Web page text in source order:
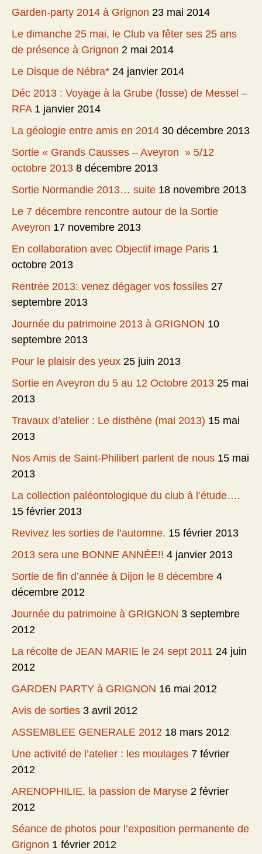
Garden-party 2014 à Grignon 23 mai 2014
Le dimanche 25 mai, le Club va fêter ses 25 ans
de présence à Grignon 2 mai 2014
Le Disque de Nébra* 24 janvier 2014
Déc 2013 : Voyage à la Grube (fosse) de Messel –
RFA 1 janvier 2014
La géologie entre amis en 2014 30 décembre 2013
Sortie « Grands Causses – Aveyron » 5/12
octobre 2013 8 décembre 2013
Sortie Normandie 2013… suite 18 novembre 2013
Le 7 décembre rencontre autour de la Sortie
Aveyron 17 novembre 2013
En collaboration avec Objectif image Paris 1
octobre 2013
Rentrée 2013: venez dégager vos fossiles 27
septembre 2013
Journée du patrimoine 2013 à GRIGNON 10
septembre 2013
Pour le plaisir des yeux 25 juin 2013
Sortie en Aveyron du 5 au 12 Octobre 2013 25 mai
2013
Travaux d’atelier : Le disthène (mai 2013) 15 mai
2013
Nos Amis de Saint-Philibert parlent de nous 15 mai
2013
La collection paléontologique du club à l’étude….
15 février 2013
Revivez les sorties de l’automne. 15 février 2013
2013 sera une BONNE ANNÉE!! 4 janvier 2013
Sortie de fin d’année à Dijon le 8 décembre 4
décembre 2012
Journée du patrimoine à GRIGNON 3 septembre
2012
La récolte de JEAN MARIE le 24 sept 2011 24 juin
2012
GARDEN PARTY à GRIGNON 16 mai 2012
Avis de sorties 3 avril 2012
ASSEMBLEE GENERALE 2012 18 mars 2012
Une activité de l’atelier : les moulages 7 février
2012
ARENOPHILIE, la passion de Maryse 2 février
2012
Séance de photos pour l’exposition permanente de
Grignon 1 février 2012